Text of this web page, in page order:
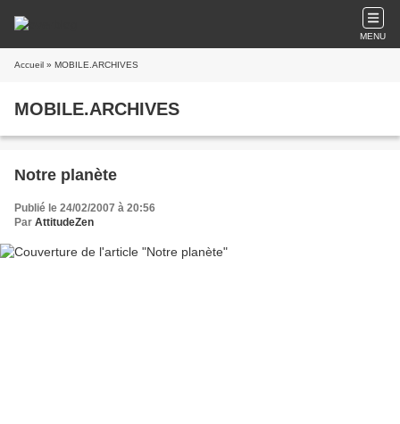
MENU
Accueil » MOBILE.ARCHIVES
MOBILE.ARCHIVES
Notre planète
Publié le 24/02/2007 à 20:56
Par AttitudeZen